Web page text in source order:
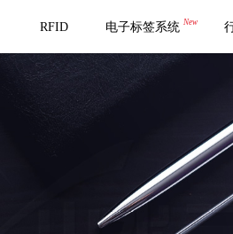
RFID 电子标签系统 New